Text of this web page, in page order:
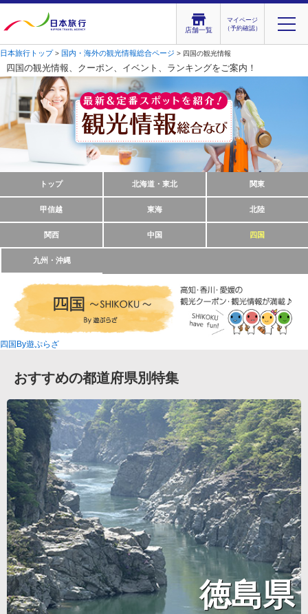
店舗一覧
マイページ
（予約確認）
日本旅行トップ> 国内・海外の観光情報総合ページ > 四国の観光情報
四国の観光情報、クーポン、イベント、ランキングをご案内！
トップ 北海道・東北 関東
甲信越 東海 北陸
関西 中国 四国
九州・沖縄
四国By遊ぷらざ
おすすめの都道府県別特集
徳島県